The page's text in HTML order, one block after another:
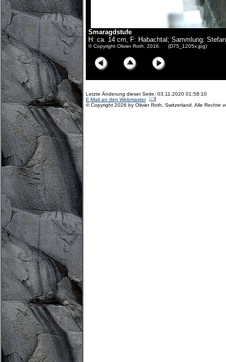
Smaragdstufe
H: ca. 14 cm, F: Habachtal; Sammlung:
© Copyright Olivier Roth, 2016. (D75_1205x.jpg)
Letzte Änderung dieser Seite: 03.11.2020 01:58:10
E-Mail an den Webmaster
© Copyright 2026 by Olivier Roth, Switzerland. Alle Rechte